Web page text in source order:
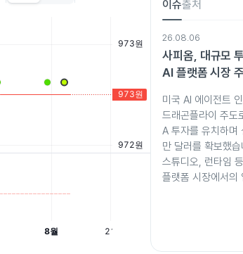
이슈출처
26.08.06
사피옴, 대규모
AI 플랫폼 시장
미국 AI 에이전트
드래곤플라이 주
A 투자를 유치하며
만 달러를 확보했
스튜디오, 런타임
플랫폼 시장에서의